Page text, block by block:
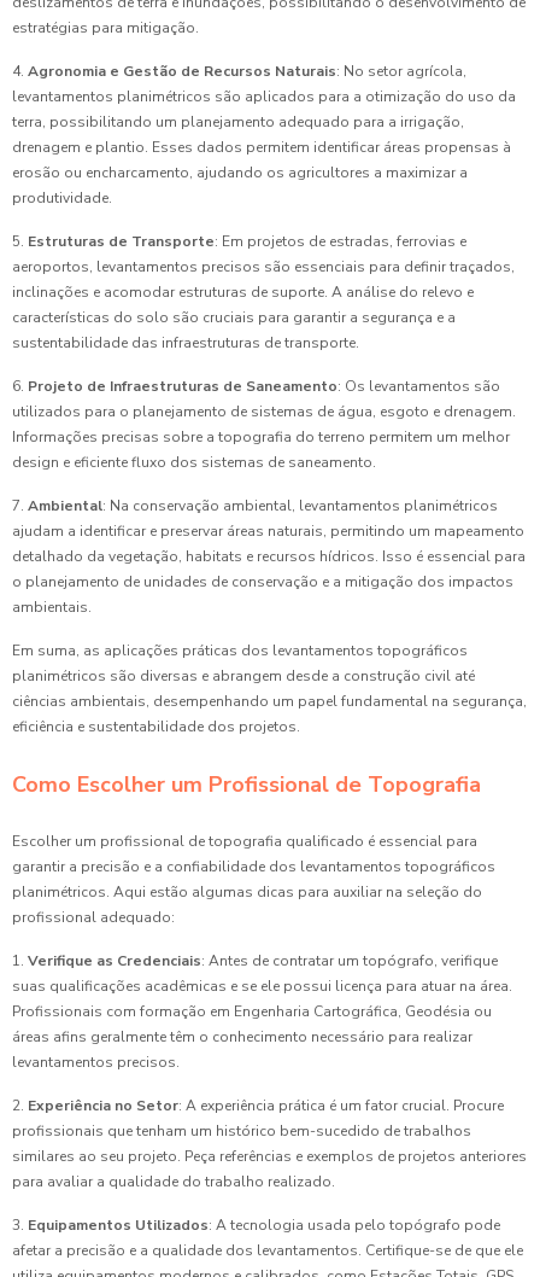
estratégias para mitigação.
4. Agronomia e Gestão de Recursos Naturais: No setor agrícola,
levantamentos planimétricos são aplicados para a otimização do uso da
terra, possibilitando um planejamento adequado para a irrigação,
drenagem e plantio. Esses dados permitem identificar áreas propensas à
erosão ou encharcamento, ajudando os agricultores a maximizar a
produtividade.
5. Estruturas de Transporte: Em projetos de estradas, ferrovias e
aeroportos, levantamentos precisos são essenciais para definir traçados,
inclinações e acomodar estruturas de suporte. A análise do relevo e
características do solo são cruciais para garantir a segurança e a
sustentabilidade das infraestruturas de transporte.
6. Projeto de Infraestruturas de Saneamento: Os levantamentos são
utilizados para o planejamento de sistemas de água, esgoto e drenagem.
Informações precisas sobre a topografia do terreno permitem um melhor
design e eficiente fluxo dos sistemas de saneamento.
7. Ambiental: Na conservação ambiental, levantamentos planimétricos
ajudam a identificar e preservar áreas naturais, permitindo um mapeamento
detalhado da vegetação, habitats e recursos hídricos. Isso é essencial para
o planejamento de unidades de conservação e a mitigação dos impactos
ambientais.
Em suma, as aplicações práticas dos levantamentos topográficos
planimétricos são diversas e abrangem desde a construção civil até
ciências ambientais, desempenhando um papel fundamental na segurança,
eficiência e sustentabilidade dos projetos.
Como Escolher um Profissional de Topografia
Escolher um profissional de topografia qualificado é essencial para
garantir a precisão e a confiabilidade dos levantamentos topográficos
planimétricos. Aqui estão algumas dicas para auxiliar na seleção do
profissional adequado:
1. Verifique as Credenciais: Antes de contratar um topógrafo, verifique
suas qualificações acadêmicas e se ele possui licença para atuar na área.
Profissionais com formação em Engenharia Cartográfica, Geodésia ou
áreas afins geralmente têm o conhecimento necessário para realizar
levantamentos precisos.
2. Experiência no Setor: A experiência prática é um fator crucial. Procure
profissionais que tenham um histórico bem-sucedido de trabalhos
similares ao seu projeto. Peça referências e exemplos de projetos anteriores
para avaliar a qualidade do trabalho realizado.
3. Equipamentos Utilizados: A tecnologia usada pelo topógrafo pode
afetar a precisão e a qualidade dos levantamentos. Certifique-se de que ele